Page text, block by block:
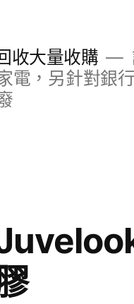
收大量收購
電，另針對銀